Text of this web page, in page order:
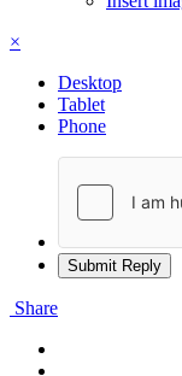
×
Desktop
Tablet
Phone
Submit Reply
Share